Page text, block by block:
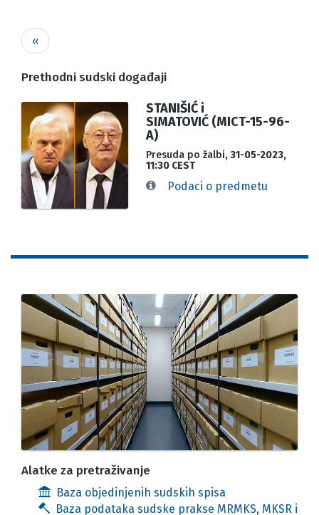
Pagination
Previous
page
‹‹
Prethodni sudski događaji
STANIŠIĆ i
SIMATOVIĆ (MICT-15-96-
A)
Presuda po žalbi, 31-05-2023,
11:30 CEST
Podaci o predmetu
Alatke za pretraživanje
Baza objedinjenih sudskih spisa
Baza podataka sudske prakse MRMKS, MKSR i